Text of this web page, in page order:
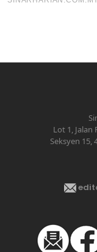
Lot 1, Jalan
Seksyen 15,